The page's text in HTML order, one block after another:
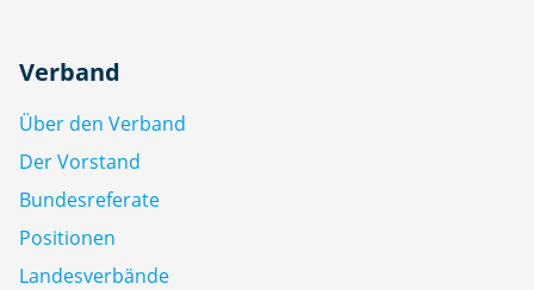
Verband
Über den Verband
Der Vorstand
Bundesreferate
Positionen
Landesverbände